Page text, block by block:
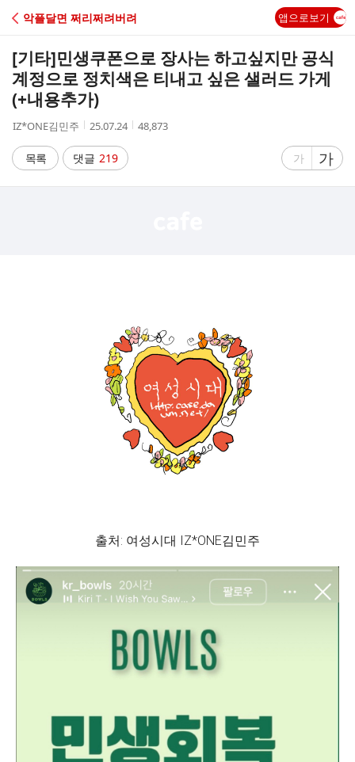
C
A
악플달면 쩌리쩌려버려 앱으로보기
[기타]민생쿠폰으로 장사는 하고싶지만 공식
계정으로 정치색은 티내고 싶은 샐러드 가게
(+내용추가)
작
자
IZ*ONE김민주
작
시
간
25.07.24
조
48,873
목록 댓글 219
글
가
글
자
가
출처: 여성시대 IZ*ONE김민주